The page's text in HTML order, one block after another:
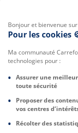
Bonjour et bienvenue
Pour les cookies
Ma communauté
technologies pour :
Assurer une
toute sécurité
Proposer des
vos centres
Récolter des